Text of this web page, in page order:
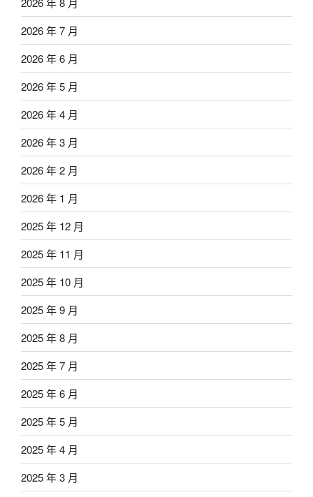
2026 年 7 月
2026 年 6 月
2026 年 5 月
2026 年 4 月
2026 年 3 月
2026 年 2 月
2026 年 1 月
2025 年 12 月
2025 年 11 月
2025 年 10 月
2025 年 9 月
2025 年 8 月
2025 年 7 月
2025 年 6 月
2025 年 5 月
2025 年 4 月
2025 年 3 月